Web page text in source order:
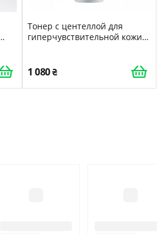
Тонер с центеллой для
гиперчувствительной кожи
1 080